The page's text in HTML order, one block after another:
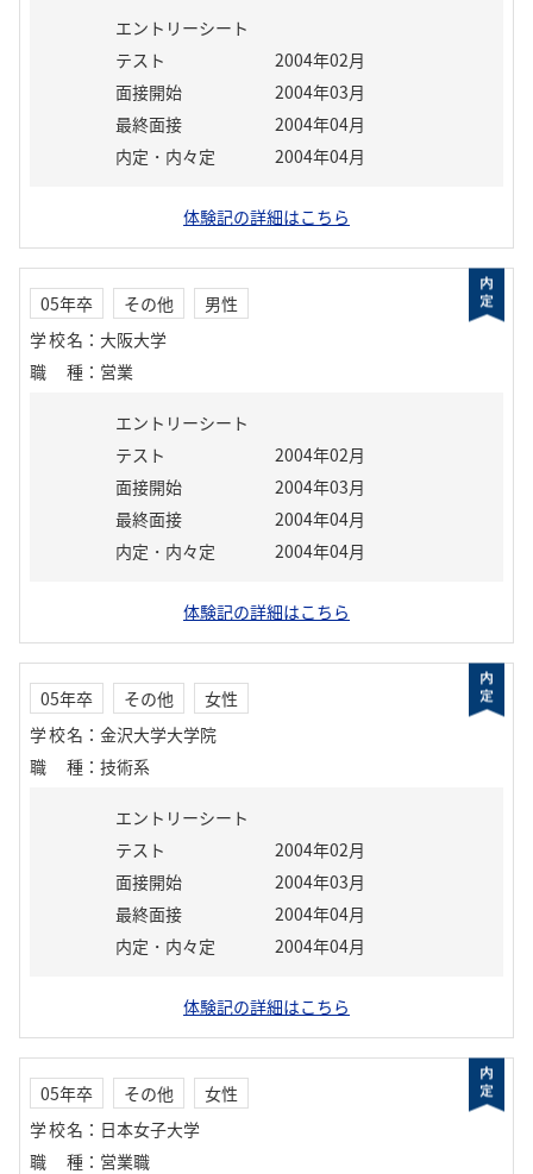
エントリーシート
テスト
2004年02月
面接開始
2004年03月
最終面接
2004年04月
内定・内々定
2004年04月
体験記の詳細はこちら
05年卒 その他
男性
学校名 ： 大阪大学
職種 ： 営業
エントリーシート
テスト
2004年02月
面接開始
2004年03月
最終面接
2004年04月
内定・内々定
2004年04月
体験記の詳細はこちら
05年卒 その他
女性
学校名 ： 金沢大学大学院
職種 ： 技術系
エントリーシート
テスト
2004年02月
面接開始
2004年03月
最終面接
2004年04月
内定・内々定
2004年04月
体験記の詳細はこちら
05年卒 その他
女性
学校名 ： 日本女子大学
職種 ： 営業職